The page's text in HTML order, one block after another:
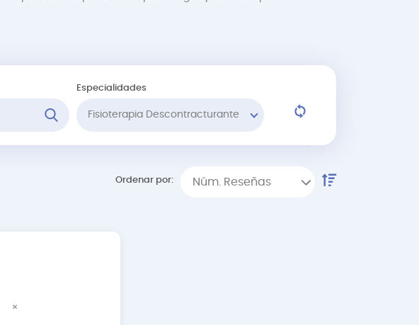
Especialidades
Fisioterapia Descontracturante
Ordenar por: Núm. Reseñas